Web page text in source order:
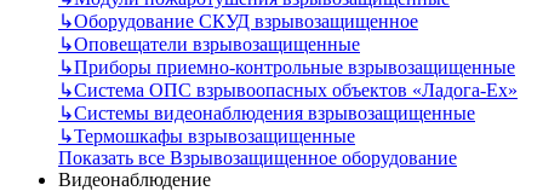
↳Оборудование СКУД взрывозащищенное
↳Оповещатели взрывозащищенные
↳Приборы приемно-контрольные взрывозащищенные
↳Система ОПС взрывоопасных объектов «Ладога-Ex»
↳Системы видеонаблюдения взрывозащищенные
↳Термошкафы взрывозащищенные
Показать все Взрывозащищенное оборудование
Видеонаблюдение